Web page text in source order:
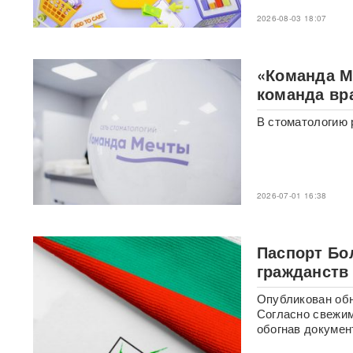
России: хакеры заявили о
раскрытии источника
Концерт Димы Билана в
Москве обернулся
скандалом: певцу пришлось
объясняться перед
зрителямиВИДЕО
С баллистикой для Украины:
в РФ прибыло
подразделение ракетчиков
КНДР
Опубликовано откровенное
письмо Дианы Шурыгиной из
СИЗО
киберкомандовании США за
месяц пять человек
покончили с жизнью
2026-08-03 18:07
«Команда
команда
В стоматологию
2026-07-01 16:38
Паспорт
Опубликован
Согласно
обогнав